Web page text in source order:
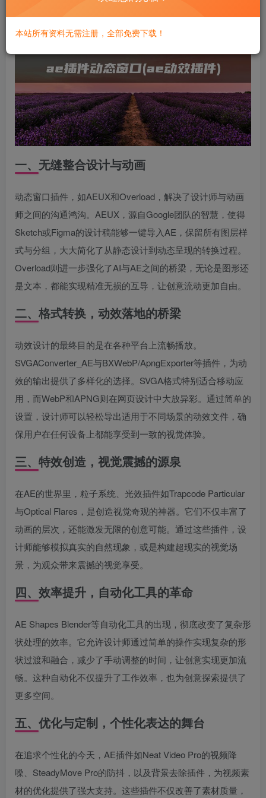
一、无缝整合设计与动画
动态窗口插件，如AEUX和Overload，解决了设计师与动画
师之间的沟通鸿沟。AEUX，源自Google团队的智慧，使得
Sketch或Figma的设计稿能够一键导入AE，保留所有图层样
式与分组，大大简化了从静态设计到动态呈现的转换过程。
Overload则进一步强化了AI与AE之间的桥梁，无论是图形还
是文本，都能实现精准无损的互导，让创意流动更加自由。
二、格式转换，动效落地的桥梁
动效设计的最终目的是在各种平台上流畅播放。
SVGAConverter_AE与BXWebP/ApngExporter等插件，为动
效的输出提供了多样化的选择。SVGA格式特别适合移动应
用，而WebP和APNG则在网页设计中大放异彩。通过简单的
设置，设计师可以轻松导出适用于不同场景的动效文件，确
保用户在任何设备上都能享受到一致的视觉体验。
三、特效创造，视觉震撼的源泉
在AE的世界里，粒子系统、光效插件如Trapcode Particular
与Optical Flares，是创造视觉奇观的神器。它们不仅丰富了
动画的层次，还能激发无限的创意可能。通过这些插件，设
计师能够模拟真实的自然现象，或是构建超现实的视觉场
景，为观众带来震撼的视觉享受。
四、效率提升，自动化工具的革命
AE Shapes Blender等自动化工具的出现，彻底改变了复杂形
状处理的效率。它允许设计师通过简单的操作实现复杂的形
状过渡和融合，减少了手动调整的时间，让创意实现更加流
畅。这种自动化不仅提升了工作效率，也为创意探索提供了
更多空间。
五、优化与定制，个性化表达的舞台
在追求个性化的今天，AE插件如Neat Video Pro的视频降
噪、SteadyMove Pro的防抖，以及背景去除插件，为视频素
材的优化提供了强大支持。这些插件不仅改善了素材质量，
本站所有资料无需注册，全部免费下载！